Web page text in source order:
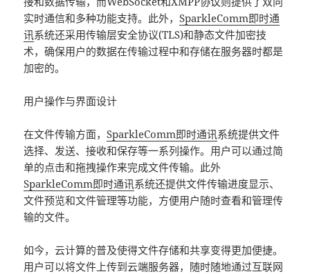
实时通信和多种功能支持。此外，SparkleComm即时通
讯系统还采用传输层安全协议(TLS)和静态文件加密技
术，确保用户的数据在传输过程中和存储在服务器时都是
加密的。
用户操作与界面设计
在文件传输方面，SparkleComm即时通讯系统提供文件
选择、发送、接收和保存等一系列操作。用户可以通过简
单的点击和拖拽操作来完成文件传输。此外
SparkleComm即时通讯系统还提供文件传输进度显示、
文件预览和文件管理等功能，方便用户随时查看和管理传
输的文件。
如今，云计算的普及使得文件存储和共享变得更加便捷。
用户可以将文件上传到云端服务器，随时随地通过互联网